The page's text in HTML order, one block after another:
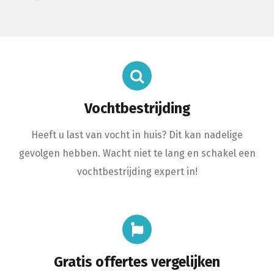
Vochtbestrijding
Heeft u last van vocht in huis? Dit kan nadelige
gevolgen hebben. Wacht niet te lang en schakel een
vochtbestrijding expert in!
Gratis offertes vergelijken